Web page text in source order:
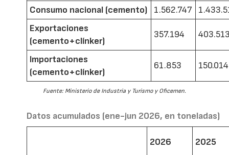
Consumo nacional (cemento)
1.562.747
Exportaciones
(cemento+clínker)
357.194
Importaciones
(cemento+clínker)
61.853 150.014
Fuente: Ministerio de Industria y Turismo y Oficemen.
Datos acumulados (ene-jun 2026, en toneladas)
2026 2025